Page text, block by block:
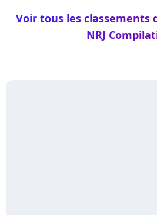
Voir tous les classements
NRJ